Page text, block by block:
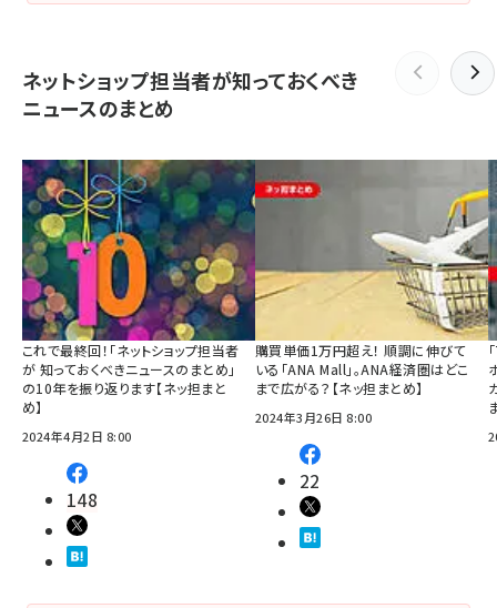
ネットショップ担当者が知っておくべき
ニュースのまとめ
これで最終回！「ネットショップ担当者
が 知っておくべきニュースのまとめ」
の10年を振り返ります【ネッ担まと
め】
2024年4月2日 8:00
148
購買単価1万円超え！ 順調に伸びて
いる「ANA Mall」。ANA経済圏はどこ
まで広がる？【ネッ担まとめ】
2024年3月26日 8:00
22